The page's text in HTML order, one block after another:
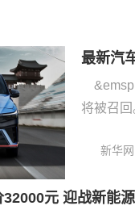
最新汽
将被召
新华网
元 迎战新能